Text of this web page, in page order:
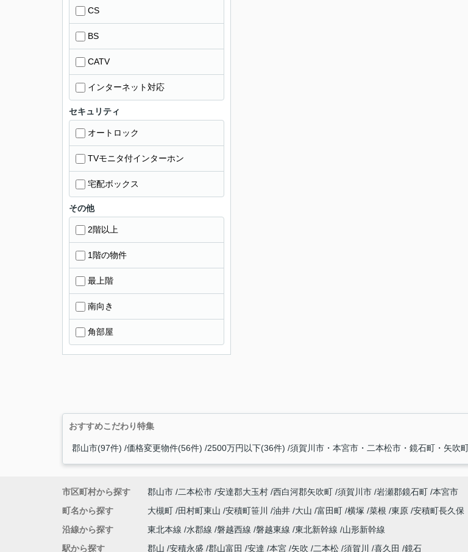
CS
BS
CATV
インターネット対応
セキュリティ
オートロック
TVモニタ付インターホン
宅配ボックス
その他
2階以上
1階の物件
最上階
南向き
角部屋
おすすめこだわり特集
郡山市(97件) 価格変更物件(56件) 2500万円以下(36件) 須賀川市・本宮市・二本松市・鏡石町・矢吹
市区町村から探す 郡山市 二本松市 安達郡大玉村 西白河郡矢吹町 須賀川市 岩瀬郡鏡石町 本宮市
町名から探す
大槻町 田村町東山 安積町笹川 油井 大山 富田町 横塚 菜根 東原 安積町長久保
沿線から探す
東北本線 水郡線 磐越西線 磐越東線 東北新幹線
山形新幹線
駅から探す
郡山 安積永盛 郡山富田 安達 本宮 矢吹 二本松 須賀川 喜久田 鏡石